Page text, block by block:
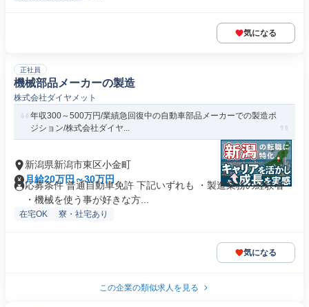
気になる
正社員
機械部品メーカーの製造
株式会社ダイヤメット
年収300～500万円/業績急回復中の自動車部品メーカーでの製造ポ
ジション/株式会社ダイヤ...
新潟県新潟市東区小金町
月給20万円～30万円
応募条件 普通自動車免許 下記いずれも ・製造業務の経験者
・機械を使う事が好きな方...
在宅OK 寮・社宅あり
気になる
この企業の類似求人を見る